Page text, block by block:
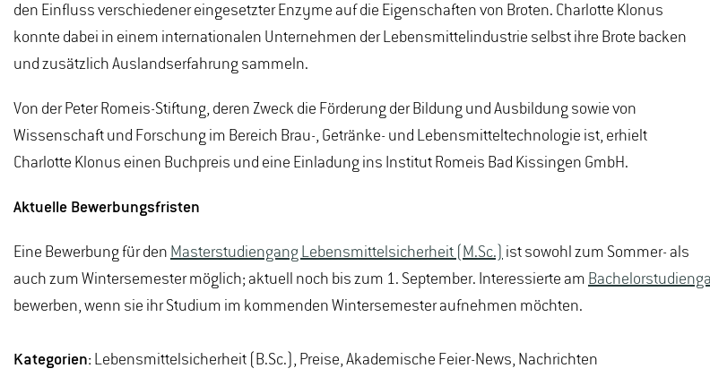
den Einfluss verschiedener eingesetzter Enzyme auf die Eigenschaften von Broten. Charlotte Klonus
konnte dabei in einem internationalen Unternehmen der Lebensmittelindustrie selbst ihre Brote backen
und zusätzlich Auslandserfahrung sammeln.
Von der Peter Romeis-Stiftung, deren Zweck die Förderung der Bildung und Ausbildung sowie von
Wissenschaft und Forschung im Bereich Brau-, Getränke- und Lebensmitteltechnologie ist, erhielt
Charlotte Klonus einen Buchpreis und eine Einladung ins Institut Romeis Bad Kissingen GmbH.
Aktuelle Bewerbungsfristen
Eine Bewerbung für den Masterstudiengang Lebensmittelsicherheit (M.Sc.) ist sowohl zum Sommer- als
auch zum Wintersemester möglich; aktuell noch bis zum 1. September. Interessierte am
bewerben, wenn sie ihr Studium im kommenden Wintersemester aufnehmen möchten.
Kategorien: Lebensmittelsicherheit (B.Sc.), Preise, Akademische Feier-News, Nachrichten